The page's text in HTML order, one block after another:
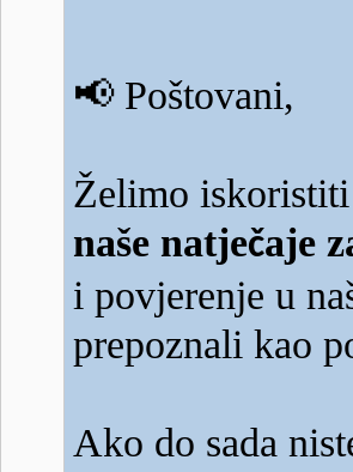
📢Poštovani,
Želimo
naše natječaje
i povjerenje u
prepoznali kao
Ako do sada